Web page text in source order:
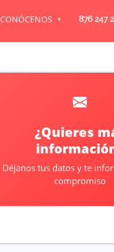
CONÓCENOS 876 247
¿Quieres
Déjanos tus datos y te
compromiso